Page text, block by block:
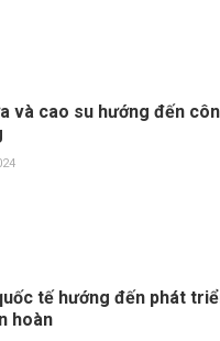
và cao su hướng đến
tế hướng đến phát
hoàn